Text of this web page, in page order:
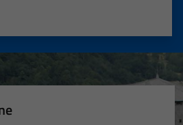
stelle su 5
su 5
5